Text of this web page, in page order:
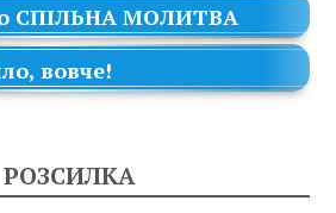
СПІЛЬНА МОЛИТВА
вовче!
РОЗСИЛКА